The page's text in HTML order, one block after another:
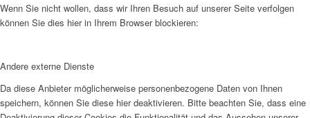
Wenn Sie nicht wollen, dass wir Ihren Besuch auf unserer Seite verfolgen
können Sie dies hier in Ihrem Browser blockieren:
Andere externe Dienste
Da diese Anbieter möglicherweise personenbezogene Daten von Ihnen
speichern, können Sie diese hier deaktivieren. Bitte beachten Sie, dass eine